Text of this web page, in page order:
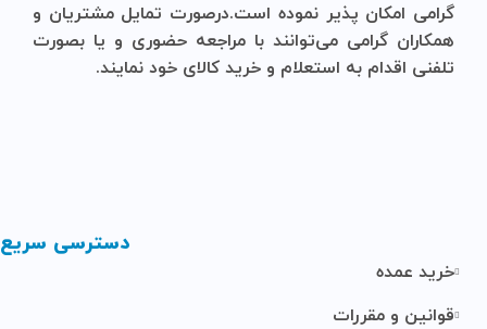
گرامی امکان پذیر نموده است.درصورت تمایل مشتریان و
همکاران گرامی می‌توانند با مراجعه حضوری و یا بصورت
تلفنی اقدام به استعلام و خرید کالای خود نمایند.
دسترسی سریع
خرید عمده
قوانین و مقررات